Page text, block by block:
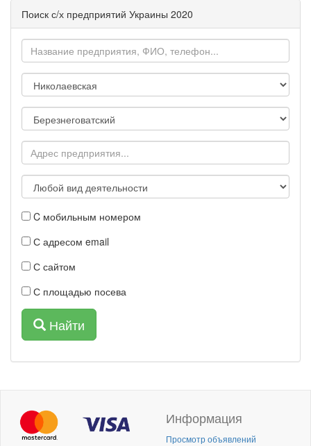
Поиск с/х предприятий Украины 2020
C мобильным номером
С адресом email
С сайтом
С площадью посева
Найти
Информация
Просмотр объявлений